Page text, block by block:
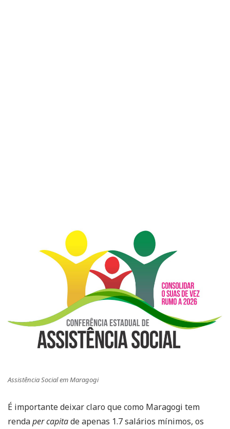
Assistência Social em Maragogi
É importante deixar claro que como Maragogi tem
rendaper capitade apenas 1.7 salários mínimos, os